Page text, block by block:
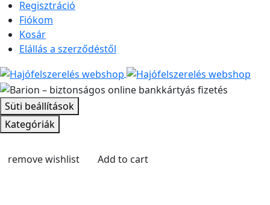
Regisztráció
Fiókom
Kosár
Elállás a szerződéstől
Süti beállítások
Kategóriák
remove wishlist Add to cart